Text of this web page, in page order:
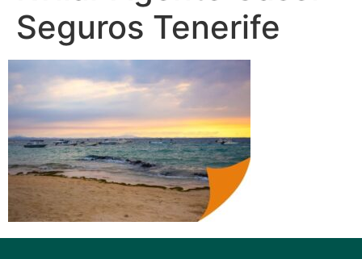
Seguros Tenerife